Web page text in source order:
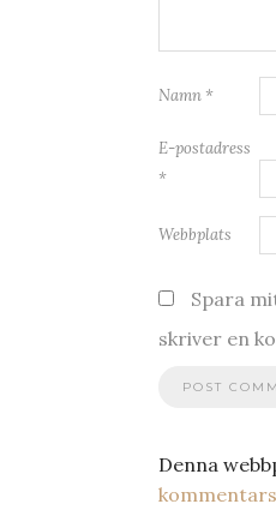
Namn *
E-postadress
*
Webbplats
Spara
skriver en
Denna